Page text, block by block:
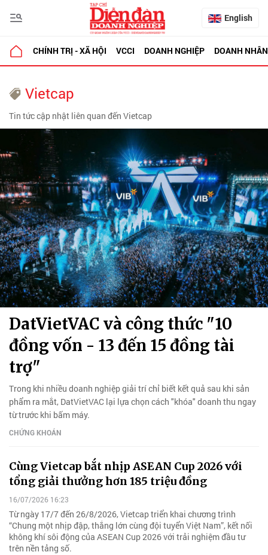
English
CHÍNH TRỊ - XÃ HỘI VCCI DOANH NGHIỆP DOANH NHÂN
Vietcap
Tin tức cập nhật liên quan đến Vietcap
DatVietVAC và công thức "10
đồng vốn - 13 đến 15 đồng tài
trợ"
Trong khi nhiều doanh nghiệp giải trí chỉ biết kết quả sau khi sản
phẩm ra mắt, DatVietVAC lại lựa chọn cách "khóa" doanh thu ngay
từ trước khi bấm máy.
CHỨNG KHOÁN
Cùng Vietcap bắt nhịp ASEAN Cup 2026 với
tổng giải thưởng hơn 185 triệu đồng
16/07/2026 16:23
Từ ngày 17/7 đến 26/8/2026, Vietcap triển khai chương trình
“Chung một nhịp đập, thắng lớn cùng đội tuyển Việt Nam”, kết nối
không khí sôi động của ASEAN Cup 2026 với trải nghiệm đầu tư
trên nền tảng số.